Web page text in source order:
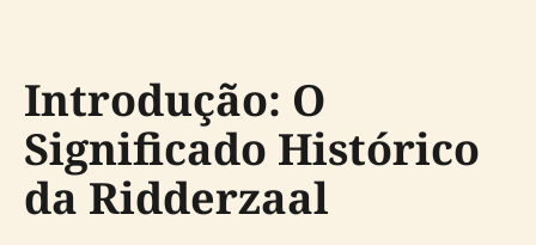
Introdução: O
Significado Histórico
da Ridderzaal